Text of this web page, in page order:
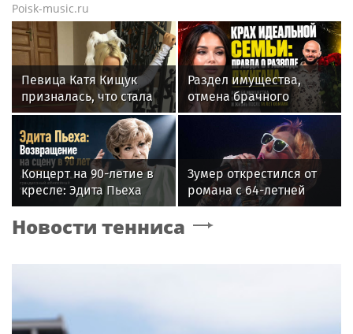
Poisk-music.ru
Певица Катя Кищук
призналась, что стала
бояться людей и
открытости
Раздел имущества,
отмена брачного
контракта и новые
слухи: как живет
Джиган после развода с
Оксаной Самойловой
Концерт на 90-летие в
кресле: Эдита Пьеха
планирует вернуться на
сцену
Зумер открестился от
романа с 64-летней
Жанной Агузаровой
Новости тенниса